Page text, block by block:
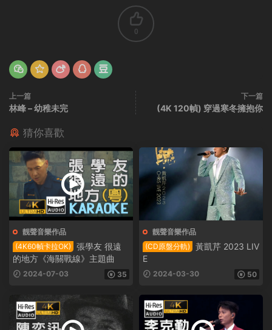
0
上一篇
林峰 – 幼稚未完
下一篇
(4K 120幀) 穿過寒冬擁抱你
猜你喜歡
靓聲音樂作品
(4K60幀卡拉OK)
張學友 很遠
的地方《海關戰線》主題曲
2024-07-03 35
靓聲音樂作品
(CD原盤分軌)
黃凱芹 2023 LIV
E
2024-03-30 50